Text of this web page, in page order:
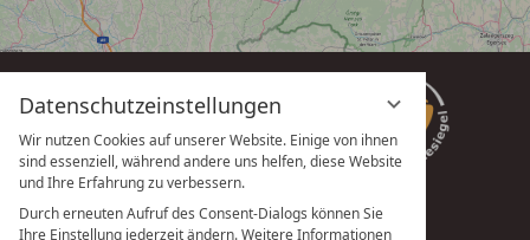
Datenschutzeinstellungen
Wir nutzen Cookies auf unserer Website. Einige von ihnen
sind essenziell, während andere uns helfen, diese Website
und Ihre Erfahrung zu verbessern.
Durch erneuten Aufruf des Consent-Dialogs können Sie
Ihre Einstellung jederzeit ändern. Weitere Informationen